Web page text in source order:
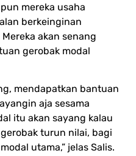
mereka usaha
berkeinginan
akan senang
gerobak modal
mendapatkan bantuan
aja sesama
itu akan sayang kalau
turun nilai, bagi
utama,” jelas Salis.